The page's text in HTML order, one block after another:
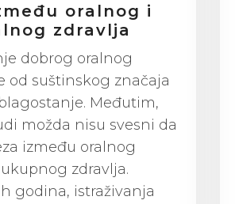
oralnog i
zdravlja
dobrog oralnog
od suštinskog značaja
Međutim,
možda nisu svesni da
između oralnog
zdravlja.
godina, istraživanja